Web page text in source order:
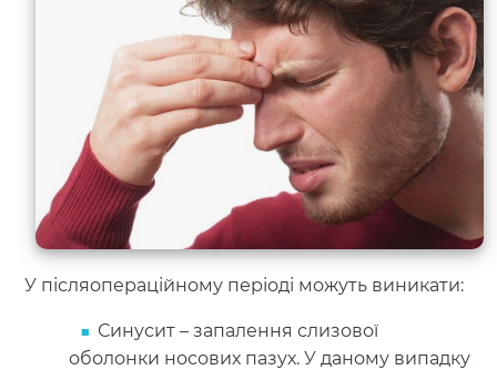
У післяопераційному періоді можуть виникати:
Синусит – запалення слизової
оболонки носових пазух. У даному випадку